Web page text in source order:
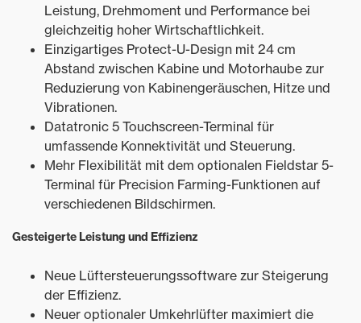
Leistung, Drehmoment und Performance bei
gleichzeitig hoher Wirtschaftlichkeit.
Einzigartiges Protect-U-Design mit 24 cm
Abstand zwischen Kabine und Motorhaube zur
Reduzierung von Kabinengeräuschen, Hitze und
Vibrationen.
Datatronic 5 Touchscreen-Terminal für
umfassende Konnektivität und Steuerung.
Mehr Flexibilität mit dem optionalen Fieldstar 5-
Terminal für Precision Farming-Funktionen auf
verschiedenen Bildschirmen.
Gesteigerte Leistung und Effizienz
Neue Lüftersteuerungssoftware zur Steigerung
der Effizienz.
Neuer optionaler Umkehrlüfter maximiert die